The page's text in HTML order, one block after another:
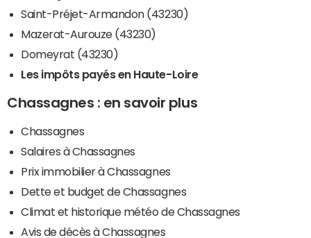
Saint-Préjet-Armandon (43230)
Mazerat-Aurouze (43230)
Domeyrat (43230)
Les impôts payés en Haute-Loire
Chassagnes : en savoir plus
Chassagnes
Salaires à Chassagnes
Prix immobilier à Chassagnes
Dette et budget de Chassagnes
Climat et historique météo de Chassagnes
Avis de décès à Chassagnes